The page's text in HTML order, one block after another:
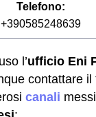
Telefono:
+390585248639
l’ufficio Eni
contattare il
canali